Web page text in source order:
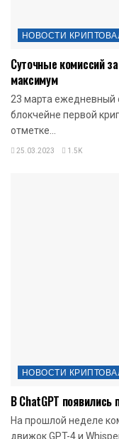
НОВОСТИ
Суточные комиссий
максимум
23 марта ежедневный
блокчейне первой
отметке...
25.03.2023 1.5K
НОВОСТИ
В ChatGPT появились
На прошлой неделе
движок GPT-4 и